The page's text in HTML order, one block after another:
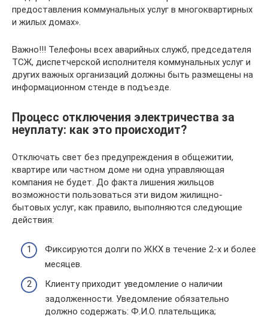
предоставления коммунальных услуг в многоквартирных
и жилых домах».
Важно!!! Телефоны всех аварийных служб, председателя
ТСЖ, диспетчерской исполнителя коммунальных услуг и
других важных организаций должны быть размещены на
информационном стенде в подъезде.
Процесс отключения электричества за
неуплату: как это происходит?
Отключать свет без предупреждения в общежитии,
квартире или частном доме ни одна управляющая
компания не будет. До факта лишения жильцов
возможности пользоваться эти видом жилищно-
бытовых услуг, как правило, выполняются следующие
действия:
Фиксируются долги по ЖКХ в течение 2-х и более
месяцев.
Клиенту приходит уведомление о наличии
задолженности. Уведомление обязательно
должно содержать: Ф.И.О. плательщика;